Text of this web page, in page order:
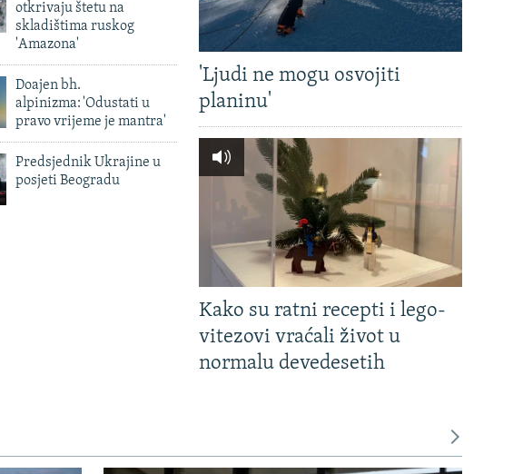
otkrivaju štetu na
skladištima ruskog
'Amazona'
Doajen bh.
alpinizma: 'Odustati u
pravo vrijeme je mantra'
Predsjednik Ukrajine u
posjeti Beogradu
'Ljudi ne mogu osvojiti
planinu'
Kako su ratni recepti i lego-
vitezovi vraćali život u
normalu devedesetih